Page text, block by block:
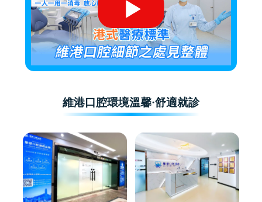
維港口腔環境溫馨·舒適就診